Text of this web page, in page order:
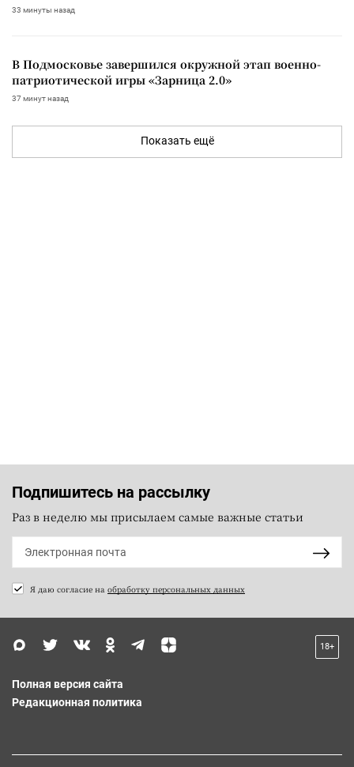
33 минуты назад
В Подмосковье завершился окружной этап военно-
патриотической игры «Зарница 2.0»
37 минут назад
Показать ещё
Подпишитесь на рассылку
Раз в неделю мы присылаем самые важные статьи
Я даю согласие на обработку персональных данных
18+
Полная версия сайта
Редакционная политика